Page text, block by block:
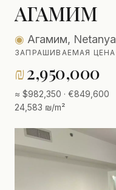
АГАМИМ
◉ Агамим, Netanya
ЗАПРАШИВАЕМАЯ ЦЕНА
₪2,950,000
≈ $982,350 · €849,600
24,583 ₪/m²